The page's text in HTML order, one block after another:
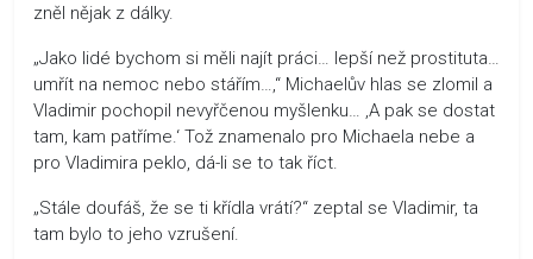
zněl nějak z dálky.
„Jako lidé bychom si měli najít práci… lepší než prostituta…
umřít na nemoc nebo stářím…,“ Michaelův hlas se zlomil a
Vladimir pochopil nevyřčenou myšlenku… ‚A pak se dostat
tam, kam patříme.‘ Tož znamenalo pro Michaela nebe a
pro Vladimira peklo, dá-li se to tak říct.
„Stále doufáš, že se ti křídla vrátí?“ zeptal se Vladimir, ta
tam bylo to jeho vzrušení.